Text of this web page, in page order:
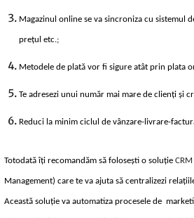
Magazinul online se va sincroniza cu sistemul
prețul etc.;
Metodele de plată vor fi sigure atât prin plata
Te adresezi unui număr mai mare de clienți și
Reduci la minim ciclul de vânzare-livrare-
Totodată îți recomandăm să folosești o soluție CRM
Management) care te va ajuta să centralizezi
Această soluție va automatiza procesele de